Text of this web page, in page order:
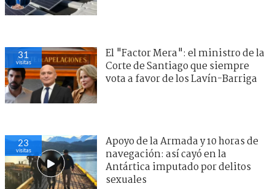
31
visitas
El "Factor Mera": el ministro de la
Corte de Santiago que siempre
vota a favor de los Lavín-Barriga
23
visitas
Apoyo de la Armada y 10 horas de
navegación: así cayó en la
Antártica imputado por delitos
sexuales